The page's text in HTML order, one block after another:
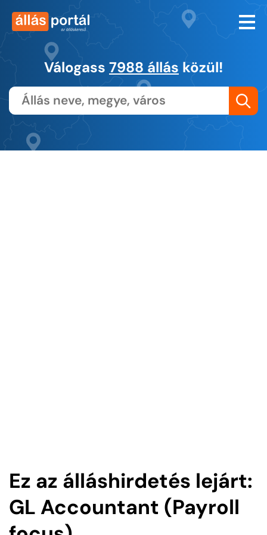
Válogass 7988 állás közül!
Ez az álláshirdetés lejárt:
GL Accountant (Payroll